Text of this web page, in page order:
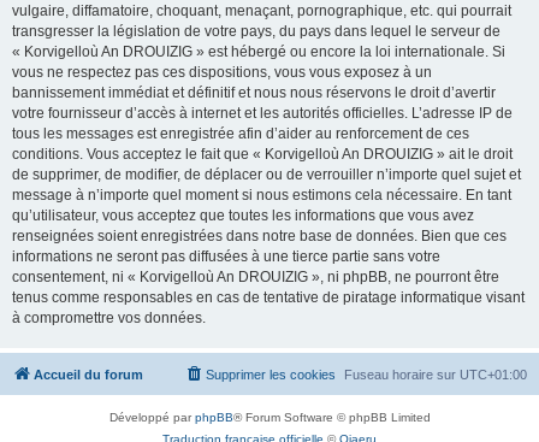
vulgaire, diffamatoire, choquant, menaçant, pornographique, etc. qui pourrait
transgresser la législation de votre pays, du pays dans lequel le serveur de
« Korvigelloù An DROUIZIG » est hébergé ou encore la loi internationale. Si
vous ne respectez pas ces dispositions, vous vous exposez à un
bannissement immédiat et définitif et nous nous réservons le droit d’avertir
votre fournisseur d’accès à internet et les autorités officielles. L’adresse IP de
tous les messages est enregistrée afin d’aider au renforcement de ces
conditions. Vous acceptez le fait que « Korvigelloù An DROUIZIG » ait le droit
de supprimer, de modifier, de déplacer ou de verrouiller n’importe quel sujet et
message à n’importe quel moment si nous estimons cela nécessaire. En tant
qu’utilisateur, vous acceptez que toutes les informations que vous avez
renseignées soient enregistrées dans notre base de données. Bien que ces
informations ne seront pas diffusées à une tierce partie sans votre
consentement, ni « Korvigelloù An DROUIZIG », ni phpBB, ne pourront être
tenus comme responsables en cas de tentative de piratage informatique visant
à compromettre vos données.
Accueil du forum Fuseau horaire sur UTC+01:00
Supprimer les cookies
Développé parphpBB® Forum Software © phpBB Limited
Traduction française officielle ©Qiaeru